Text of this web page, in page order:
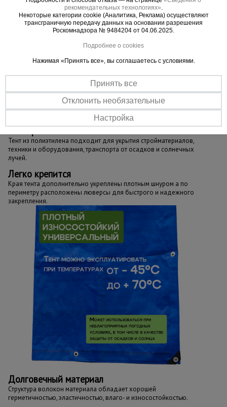
Важно:
Тент можно эксплуатировать при температурах -
30С до + 70С
Не деформируется, водонепроницаем,
герметичен, легко монтируется
Важные преимущества –
эффективная работа
Универсальное назначение
Тент из полиэтилена подходит для укрытия стройматериалов,
техники и оборудования, транспорта от осадков и солнечных
лучей.
Легко крепится
Края тента дополнительно укреплены плотным шнуром а по
периметру расположены люверсы для быстрого и надежного
закрепления.
Долговечный материал
Структура волокон материала обладает хорошей
герметичностью, эластичностью, влаго- и износостойкостью.
рекомендательных технологиях»
Некоторые категории cookie (Аналитика, Реклама) осуществляют
трансграничную передачу данных на основании разрешения
Роскомнадзора № 9484204 от 04.06.2025.
Подробнее о cookies
Нажимая «Принять все», вы соглашаетесь с условиями.
Принять все
Отклонить необязательные
Настройка